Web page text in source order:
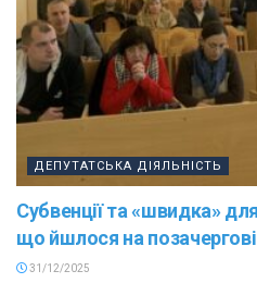
ДЕПУТАТСЬКА ДІЯЛЬНІСТЬ
Субвенції та «швидка»
що йшлося на
31/12/2025